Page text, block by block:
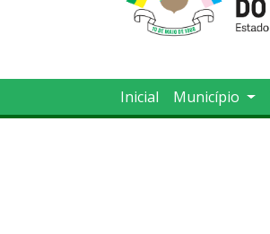
Inicial Município